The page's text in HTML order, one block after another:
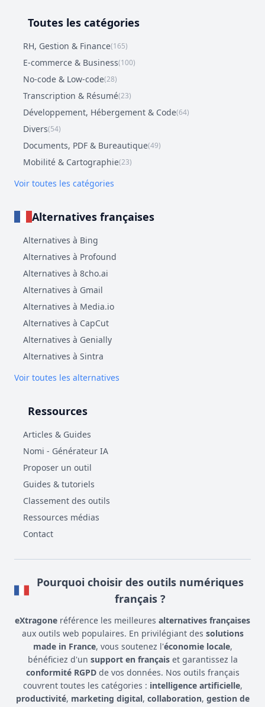
Toutes les catégories
RH, Gestion & Finance(165)
E-commerce & Business(100)
No-code & Low-code(28)
Transcription & Résumé(23)
Développement, Hébergement & Code(64)
Divers(54)
Documents, PDF & Bureautique(49)
Mobilité & Cartographie(23)
Voir toutes les catégories
Alternatives françaises
Alternatives à Bing
Alternatives à Profound
Alternatives à 8cho.ai
Alternatives à Gmail
Alternatives à Media.io
Alternatives à CapCut
Alternatives à Genially
Alternatives à Sintra
Voir toutes les alternatives
Ressources
Articles & Guides
Nomi - Générateur IA
Proposer un outil
Guides & tutoriels
Classement des outils
Ressources médias
Contact
Pourquoi choisir des outils numériques
français ?
eXtragone référence les meilleures alternatives françaises
aux outils web populaires. En privilégiant des solutions
made in France, vous soutenez l'économie locale,
bénéficiez d'un support en françaiset garantissez la
conformité RGPDde vos données. Nos outils français
couvrent toutes les catégories : intelligence artificielle,
productivité, marketing digital, collaboration, gestion de